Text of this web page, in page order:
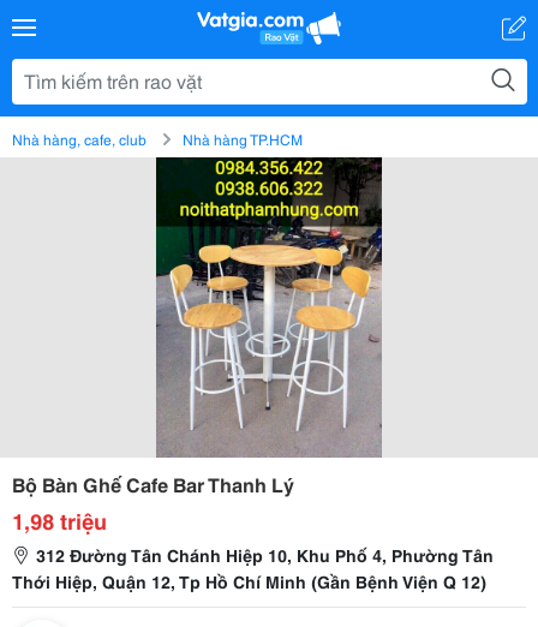
Nhà hàng, cafe, club Nhà hàng TP.HCM
Bộ Bàn Ghế Cafe Bar Thanh Lý
1,98 triệu
312 Đường Tân Chánh Hiệp 10, Khu Phố 4, Phường Tân
Thới Hiệp, Quận 12, Tp Hồ Chí Minh (Gần Bệnh Viện Q 12)